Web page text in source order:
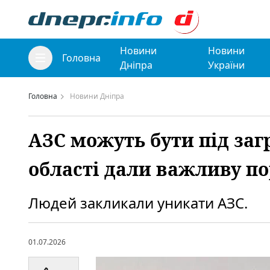
Головна
Новини
Дніпра
Новини
України
Головна Новини Дніпра
АЗС можуть бути під
області дали важливу
Людей закликали уникати АЗС.
01.07.2026